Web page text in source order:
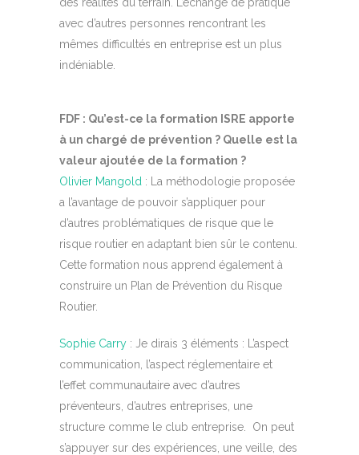
avec d’autres personnes rencontrant les
mêmes difficultés en entreprise est un plus
indéniable.
FDF : Qu’est-ce la formation ISRE apporte
à un chargé de prévention ? Quelle est la
valeur ajoutée de la formation ?
Olivier Mangold : La méthodologie proposée
a l’avantage de pouvoir s’appliquer pour
d’autres problématiques de risque que le
risque routier en adaptant bien sûr le contenu.
Cette formation nous apprend également à
construire un Plan de Prévention du Risque
Routier.
Sophie Carry : Je dirais 3 éléments : L’aspect
communication, l’aspect réglementaire et
l’effet communautaire avec d’autres
préventeurs, d’autres entreprises, une
structure comme le club entreprise. On peut
s’appuyer sur des expériences, une veille, des